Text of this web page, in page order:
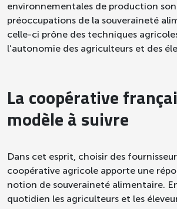
environnementales de production
préoccupations de la souveraineté
celle-ci prône des techniques
l’autonomie des agriculteurs et des
La coopérative
modèle à suivre
Dans cet esprit, choisir des
coopérative agricole apporte une
notion de souveraineté alimentaire.
quotidien les agriculteurs et les